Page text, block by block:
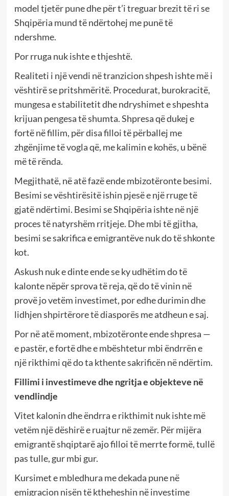
model tjetër pune dhe për t’i treguar brezit të ri se
Shqipëria mund të ndërtohej me punë të
ndershme.
Por rruga nuk ishte e thjeshtë.
Realiteti i një vendi në tranzicion shpesh ishte më i
vështirë se pritshmëritë. Procedurat, burokracitë,
mungesa e stabilitetit dhe ndryshimet e shpeshta
krijuan pengesa të shumta. Shpresa që dukej e
fortë në fillim, për disa filloi të përballej me
zhgënjime të vogla që, me kalimin e kohës, u bënë
më të rënda.
Megjithatë, në atë fazë ende mbizotëronte besimi.
Besimi se vështirësitë ishin pjesë e një rruge të
gjatë ndërtimi. Besimi se Shqipëria ishte në një
proces të natyrshëm rritjeje. Dhe mbi të gjitha,
besimi se sakrifica e emigrantëve nuk do të shkonte
kot.
Askush nuk e dinte ende se ky udhëtim do të
kalonte nëpër sprova të reja, që do të vinin në
provë jo vetëm investimet, por edhe durimin dhe
lidhjen shpirtërore të diasporës me atdheun e saj.
Por në atë moment, mbizotëronte ende shpresa —
e pastër, e fortë dhe e mbështetur mbi ëndrrën e
një rikthimi që do ta kthente sakrificën në ndërtim.
Fillimi i investimeve dhe ngritja e objekteve në
vendlindje
Vitet kalonin dhe ëndrra e rikthimit nuk ishte më
vetëm një dëshirë e ruajtur në zemër. Për mijëra
emigrantë shqiptarë ajo filloi të merrte formë, tullë
pas tulle, gur mbi gur.
Kursimet e mbledhura me dekada pune në
emigracion nisën të ktheheshin në investime